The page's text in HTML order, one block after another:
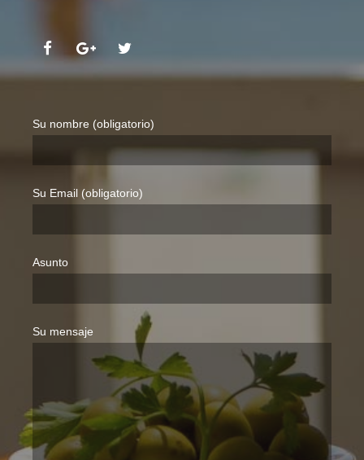
Su nombre (obligatorio)
Su Email (obligatorio)
Asunto
Su mensaje